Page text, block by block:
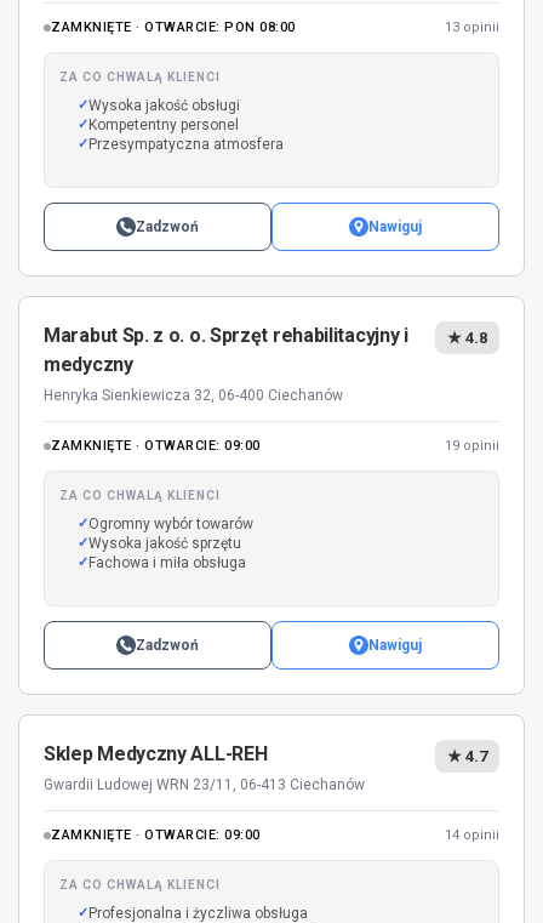
ZAMKNIĘTE · OTWARCIE: PON 08:00 13 opinii
ZA CO CHWALĄ KLIENCI
Wysoka jakość obsługi
Kompetentny personel
Przesympatyczna atmosfera
Zadzwoń Nawiguj
Marabut Sp. z o. o. Sprzęt rehabilitacyjny i
medyczny
Henryka Sienkiewicza 32, 06-400 Ciechanów
★ 4.8
ZAMKNIĘTE · OTWARCIE: 09:00 19 opinii
ZA CO CHWALĄ KLIENCI
Ogromny wybór towarów
Wysoka jakość sprzętu
Fachowa i miła obsługa
Zadzwoń Nawiguj
Sklep Medyczny ALL-REH
Gwardii Ludowej WRN 23/11, 06-413 Ciechanów
★ 4.7
ZAMKNIĘTE · OTWARCIE: 09:00 14 opinii
ZA CO CHWALĄ KLIENCI
Profesjonalna i życzliwa obsługa